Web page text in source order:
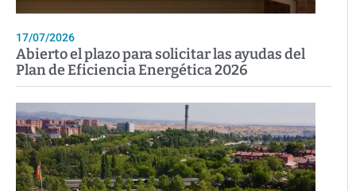
17/07/2026
Abierto el plazo para solicitar las ayudas del
Plan de Eficiencia Energética 2026